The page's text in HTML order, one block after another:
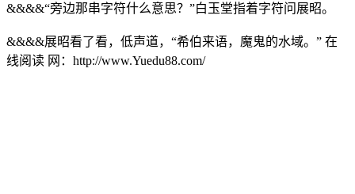
&&&&“旁边那串字符什么意思？”白玉堂指着字符问展昭。
&&&&展昭看了看，低声道，“希伯来语，魔鬼的水域。” 在
线阅读 网：http://www.Yuedu88.com/